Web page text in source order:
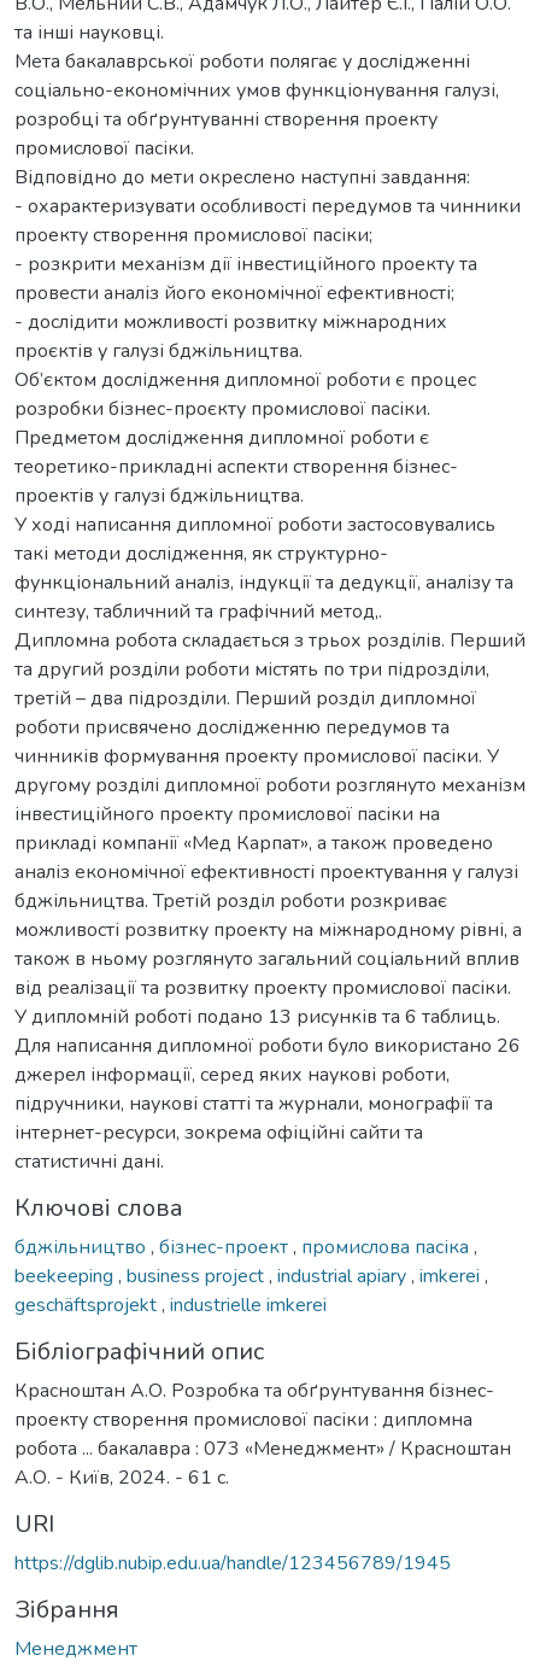
та інші науковці.
Мета бакалаврської роботи полягає у дослідженні
соціально-економічних умов функціонування галузі,
розробці та обґрунтуванні створення проекту
промислової пасіки.
Відповідно до мети окреслено наступні завдання:
- охарактеризувати особливості передумов та чинники
проекту створення промислової пасіки;
- розкрити механізм дії інвестиційного проекту та
провести аналіз його економічної ефективності;
- дослідити можливості розвитку міжнародних
проєктів у галузі бджільництва.
Об’єктом дослідження дипломної роботи є процес
розробки бізнес-проєкту промислової пасіки.
Предметом дослідження дипломної роботи є
теоретико-прикладні аспекти створення бізнес-
проектів у галузі бджільництва.
У ході написання дипломної роботи застосовувались
такі методи дослідження, як структурно-
функціональний аналіз, індукції та дедукції, аналізу та
синтезу, табличний та графічний метод,.
Дипломна робота складається з трьох розділів. Перший
та другий розділи роботи містять по три підрозділи,
третій – два підрозділи. Перший розділ дипломної
роботи присвячено дослідженню передумов та
чинників формування проекту промислової пасіки. У
другому розділі дипломної роботи розглянуто механізм
інвестиційного проекту промислової пасіки на
прикладі компанії «Мед Карпат», а також проведено
аналіз економічної ефективності проектування у галузі
бджільництва. Третій розділ роботи розкриває
можливості розвитку проекту на міжнародному рівні, а
також в ньому розглянуто загальний соціальний вплив
від реалізації та розвитку проекту промислової пасіки.
У дипломній роботі подано 13 рисунків та 6 таблиць.
Для написання дипломної роботи було використано 26
джерел інформації, серед яких наукові роботи,
підручники, наукові статті та журнали, монографії та
інтернет-ресурси, зокрема офіційні сайти та
статистичні дані.
Ключові слова
бджільництво , бізнес-проект, промислова пасіка ,
beekeeping , business project, industrial apiary, imkerei ,
geschäftsprojekt, industrielle imkerei
Бібліографічний опис
Красноштан А.О. Розробка та обґрунтування бізнес-
проекту створення промислової пасіки : дипломна
робота ... бакалавра : 073 «Менеджмент» / Красноштан
А.О. - Київ, 2024. - 61 с.
URI
https://dglib.nubip.edu.ua/handle/123456789/1945
Зібрання
Менеджмент